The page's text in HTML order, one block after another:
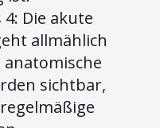
Die akute
allmählich
sichtbar,